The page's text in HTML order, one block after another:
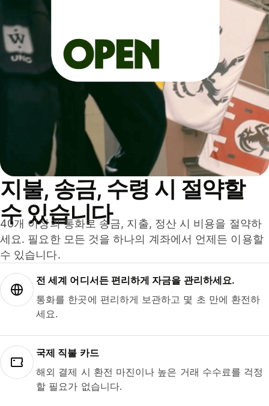
지불, 송금, 수령 시 절약할
수 있습니다
40개 이상의 통화로 송금, 지출, 정산 시 비용을 절약하
세요. 필요한 모든 것을 하나의 계좌에서 언제든 이용할
수 있습니다.
전 세계 어디서든 편리하게 자금을 관리하세요.
통화를 한곳에 편리하게 보관하고 몇 초 만에 환전하
세요.
국제 직불 카드
해외 결제 시 환전 마진이나 높은 거래 수수료를 걱정
할 필요가 없습니다.